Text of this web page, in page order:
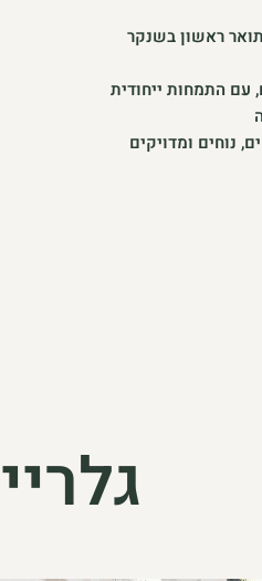
של 17 שנה, בוגרת תואר ראשון בשנקר
עם התמחות ייחודית
נוחים ומדויקים